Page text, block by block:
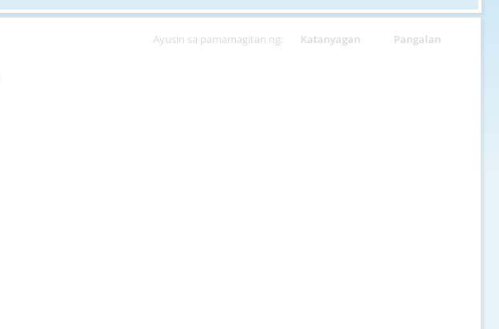
Ayusin sa pamamagitan ng: Katanyagan Pangalan